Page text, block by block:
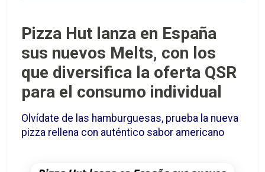
Pizza Hut lanza en España
sus nuevos Melts, con los
que diversifica la oferta QSR
para el consumo individual
Olvídate de las hamburguesas, prueba la nueva
pizza rellena con auténtico sabor americano